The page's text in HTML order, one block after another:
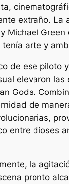
extraño. La
Michael
tenía arte y
de ese piloto
elevaron las
Gods.
de
entre dioses
la
pronto